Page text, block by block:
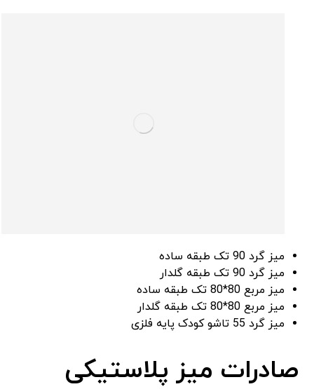
میز گرد 90 تک طبقه ساده
میز گرد 90 تک طبقه گلدار
میز مربع 80*80 تک طبقه ساده
میز مربع 80*80 تک طبقه گلدار
میز گرد 55 تاشو کودک پایه فلزی
صادرات میز پلاستیکی